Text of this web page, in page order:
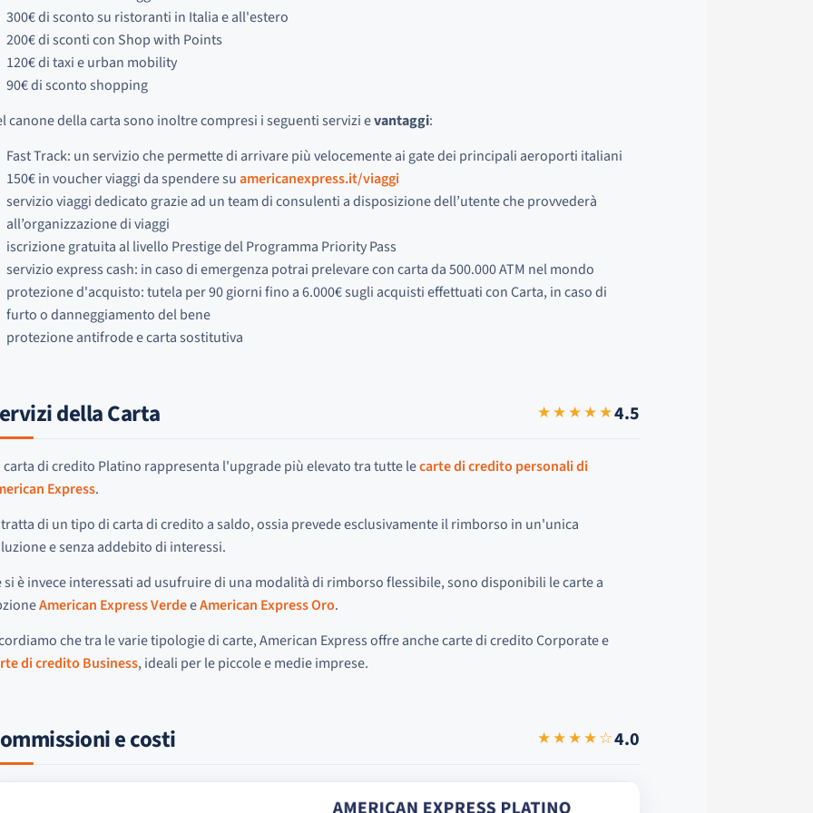
300€ di sconto su ristoranti in Italia e all'estero
200€ di sconti con Shop with Points
120€ di taxi e urban mobility
90€ di sconto shopping
canone della carta sono inoltre compresi i seguenti servizi evantaggi:
Fast Track: un servizio che permette di arrivare più velocemente ai gate dei principali aeroporti italiani
150€ in voucher viaggi da spendere suamericanexpress.it/viaggi
servizio viaggi dedicato grazie ad un team di consulenti a disposizione dell’utente che provvederà
all’organizzazione di viaggi
iscrizione gratuita al livello Prestige del Programma Priority Pass
servizio express cash: in caso di emergenza potrai prelevare con carta da 500.000 ATM nel mondo
protezione d'acquisto: tutela per 90 giorni fino a 6.000€ sugli acquisti effettuati con Carta, in caso di
furto o danneggiamento del bene
protezione antifrode e carta sostitutiva
della Carta ★★★★★4.5
carta di credito Platino rappresenta l'upgrade più elevato tra tutte lecarte di credito personali di
Express.
di un tipo di carta di credito a saldo, ossia prevede esclusivamente il rimborso in un'unica
e senza addebito di interessi.
si è invece interessati ad usufruire di una modalità di rimborso flessibile, sono disponibili le carte a
American Express VerdeeAmerican Express Oro.
che tra le varie tipologie di carte, American Express offre anche carte di credito Corporate e
di credito Business, ideali per le piccole e medie imprese.
e costi ★★★★☆4.0